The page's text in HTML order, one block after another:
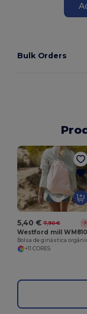
Bulk Orders
5,40 € 7,90 € -
Westford mill WM810
Bolsa de ginástica
+11 CORES